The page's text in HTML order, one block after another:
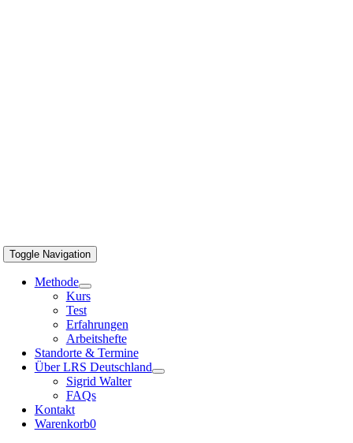
Toggle Navigation
Methode
Kurs
Test
Erfahrungen
Arbeitshefte
Standorte & Termine
Über LRS Deutschland
Sigrid Walter
FAQs
Kontakt
Warenkorb0